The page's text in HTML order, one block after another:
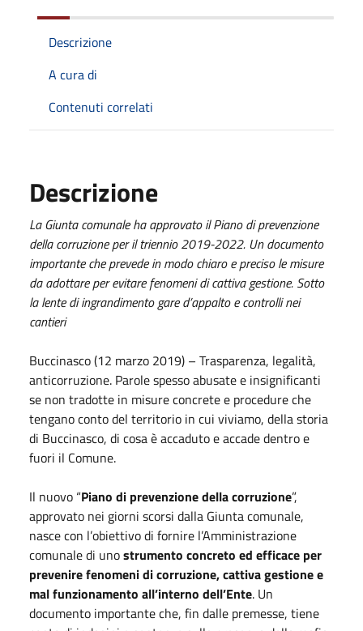
Descrizione
A cura di
Contenuti correlati
Descrizione
La Giunta comunale ha approvato il Piano di prevenzione
della corruzione per il triennio 2019-2022. Un documento
importante che prevede in modo chiaro e preciso le misure
da adottare per evitare fenomeni di cattiva gestione. Sotto
la lente di ingrandimento gare d’appalto e controlli nei
cantieri
Buccinasco (12 marzo 2019) – Trasparenza, legalità,
anticorruzione. Parole spesso abusate e insignificanti
se non tradotte in misure concrete e procedure che
tengano conto del territorio in cui viviamo, della storia
di Buccinasco, di cosa è accaduto e accade dentro e
fuori il Comune.
Il nuovo “Piano di prevenzione della corruzione”,
approvato nei giorni scorsi dalla Giunta comunale,
nasce con l’obiettivo di fornire l’Amministrazione
comunale di unostrumento concreto ed efficace per
prevenire fenomeni di corruzione, cattiva gestione e
mal funzionamento all’interno dell’Ente. Un
documento importante che, fin dalle premesse, tiene